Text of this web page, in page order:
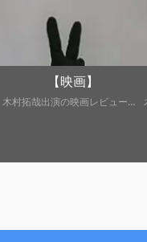
【映画】
木村拓哉出演の映画レビュー・紹介など。